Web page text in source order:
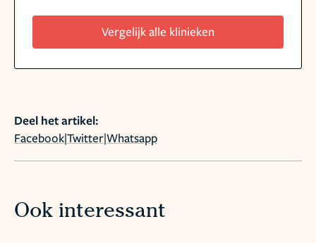
Vergelijk alle klinieken
Deel het artikel:
Facebook|Twitter|Whatsapp
Ook interessant